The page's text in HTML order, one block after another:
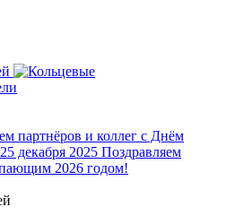
партнёров и коллег с Днём
25 декабря 2025 Поздравляем
2026 годом!